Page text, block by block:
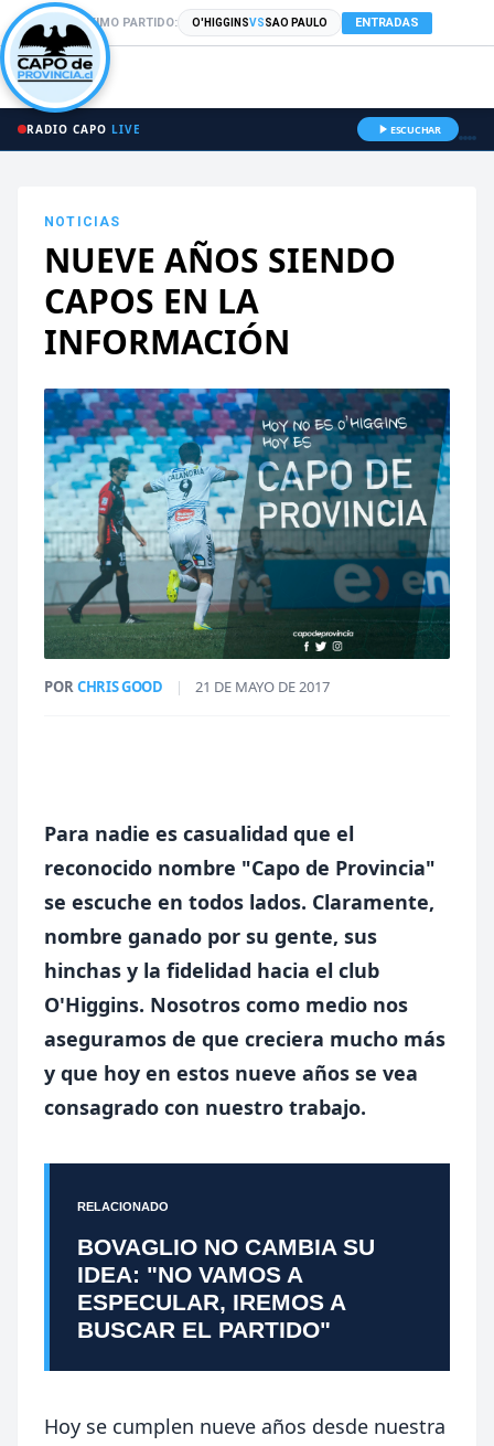
PRÓXIMO PARTIDO: O'HIGGINSVSSAO PAULO ENTRADAS
RADIO CAPO LIVE ESCUCHAR
NOTICIAS
NUEVE AÑOS SIENDO
CAPOS EN LA
INFORMACIÓN
PORCHRIS GOOD | 21 DE MAYO DE 2017
Para nadie es casualidad que el
reconocido nombre "Capo de Provincia"
se escuche en todos lados. Claramente,
nombre ganado por su gente, sus
hinchas y la fidelidad hacia el club
O'Higgins. Nosotros como medio nos
aseguramos de que creciera mucho más
y que hoy en estos nueve años se vea
consagrado con nuestro trabajo.
RELACIONADO
BOVAGLIO NO CAMBIA SU
IDEA: "NO VAMOS A
ESPECULAR, IREMOS A
BUSCAR EL PARTIDO"
Hoy se cumplen nueve años desde nuestra